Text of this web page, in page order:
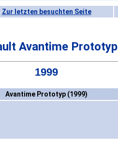
Zur letzten besuchten Seite
Avantime Prototyp
1999
Avantime Prototyp (1999)